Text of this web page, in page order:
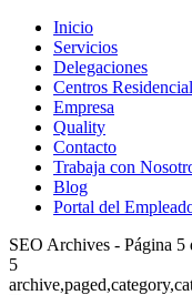
Inicio
Servicios
Delegaciones
Centros
Empresa
Quality
Contacto
Trabaja con
Blog
Portal del
SEO Archives - Página 5
5